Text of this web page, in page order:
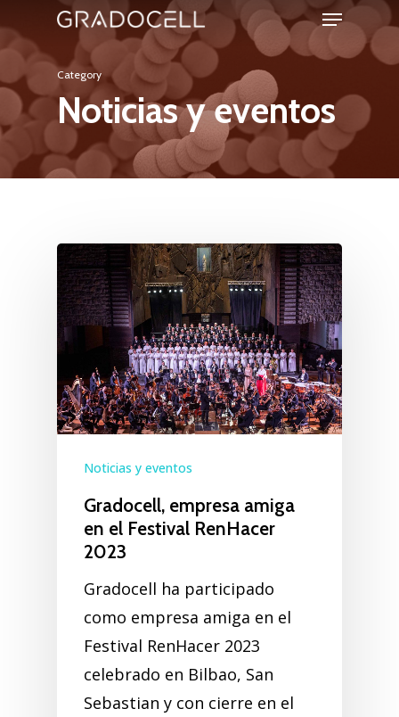
to
main
content
Menu
Category
Noticias y eventos
Noticias y eventos
Gradocell, empresa amiga
en el Festival RenHacer
2023
Gradocell ha participado
como empresa amiga en el
Festival RenHacer 2023
celebrado en Bilbao, San
Sebastian y con cierre en el
Close